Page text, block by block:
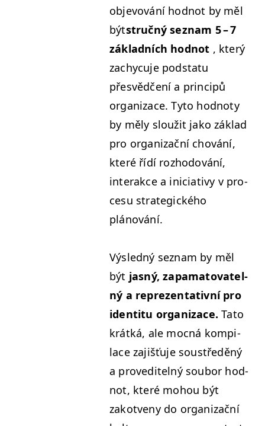
objevování hod­not by měl
býtstručný sez­nam 5 – 7
zák­lad­ních hod­not , který
zachy­cu­je pod­statu
přesvědčení a prin­cipů
orga­ni­zace. Tyto hod­no­ty
by měly sloužit jako zák­lad
pro orga­ni­za­ční chování,
které řídí rozhodování,
inter­akce a ini­cia­tivy v pro­
ce­su strate­gick­ého
plánování.
Výsled­ný sez­nam by měl
být jas­ný, zapam­a­to­vatel­
ný a reprezen­ta­tivní pro
iden­ti­tu orga­ni­zace. Tato
krátká, ale moc­ná kom­pi­
lace zajišťu­je soustředěný
a proveditel­ný sou­bor hod­
not, které mohou být
zakotve­ny do orga­ni­za­ční